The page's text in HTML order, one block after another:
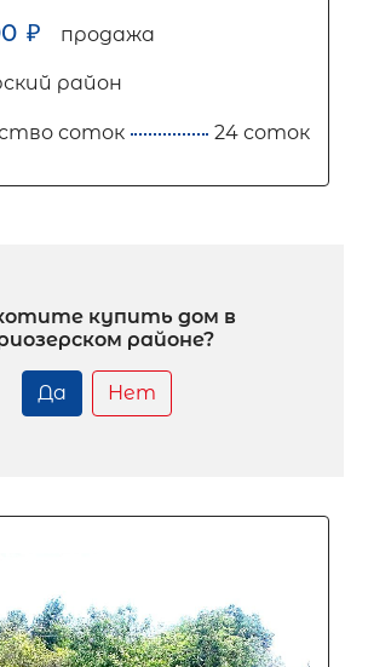
₽ продажа
район
соток 24 соток
купить дом в
районе?
Да Нет